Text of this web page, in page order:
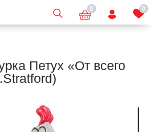
0 0
Петух «От всего